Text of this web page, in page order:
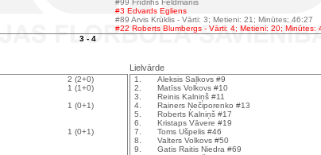
#99 Frīdrihs Feldmanis
#3 Edvards Egliens
#89 Arvis Krūklis - Vārti: 3; Metieni: 21; Minūtes: 46:27
#22 Roberts Blumbergs - Vārti: 4; Metieni: 20; Minūtes:
3 - 4
Lielvārde
2 (2+0)
1 (1+0)
1 (0+1)
1 (0+1)
1. Aleksis Saļkovs #9
2.
Matīss Volkovs #10
3.
Reinis Kalniņš #11
4.
Rainers Ņečiporenko #13
5.
Roberts Kalniņš #17
6.
Kristaps Vāvere #19
7.
Toms Ušpelis #46
8.
Valters Volkovs #50
9.
Gatis Raitis Niedra #69